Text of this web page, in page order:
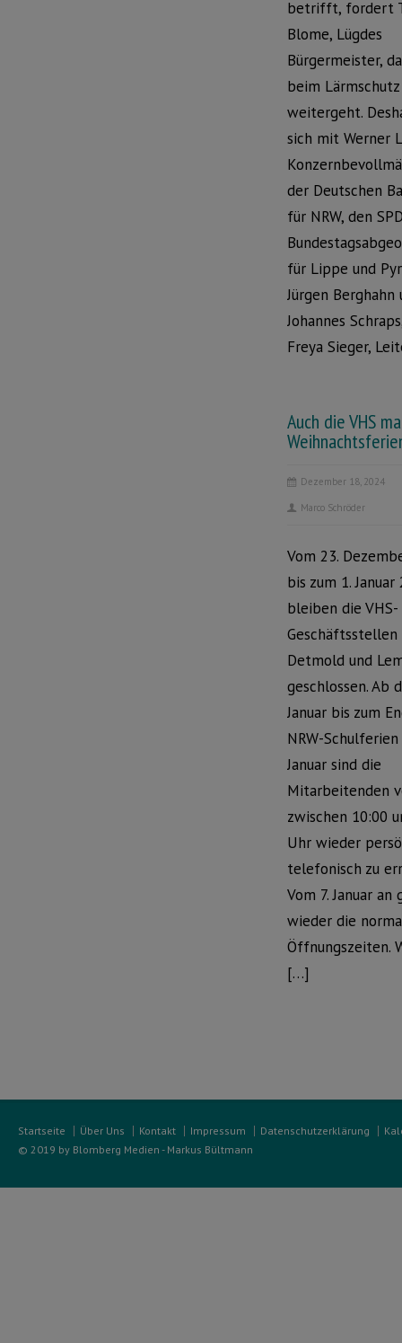
betrifft, fordert
Blome, Lügdes
Bürgermeister,
beim Lärmschutz
weitergeht.
sich mit Werner
der Deutschen
für NRW, den
für Lippe und
Jürgen Berghahn
Johannes
Freya Sieger,
Auch die VHS
Dezember 18, 2024
Marco Schröder
Vom 23.
bis zum 1. Januar
bleiben die VHS-
Geschäftsstellen
Detmold und
geschlossen. Ab
Januar bis zum
NRW-Schulferien
Januar sind die
Mitarbeitenden
zwischen 10:00
Uhr wieder
telefonisch zu
Vom 7. Januar an
wieder die
Öffnungszeiten.
[…]
Startseite Über Uns Kontakt Impressum Datenschutzerklärung
© 2019 by Blomberg Medien - Markus Bültmann